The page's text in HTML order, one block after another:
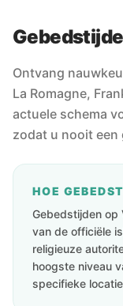
Ontvang
La Romagne,
actuele schema
zodat u nooit een
HOE
Gebedstijden op
van de officiële
religieuze
hoogste niveau
specifieke